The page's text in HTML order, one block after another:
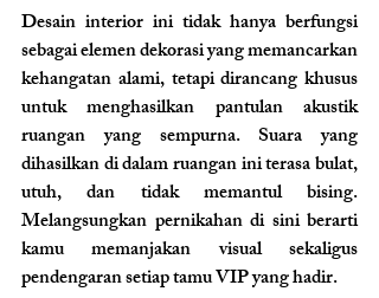
Desain interior ini tidak hanya berfungsi
sebagai elemen dekorasi yang memancarkan
kehangatan alami, tetapi dirancang khusus
untuk menghasilkan pantulan akustik
ruangan yang sempurna. Suara yang
dihasilkan di dalam ruangan ini terasa bulat,
utuh, dan tidak memantul bising.
Melangsungkan pernikahan di sini berarti
kamu memanjakan visual sekaligus
pendengaran setiap tamu VIP yang hadir.